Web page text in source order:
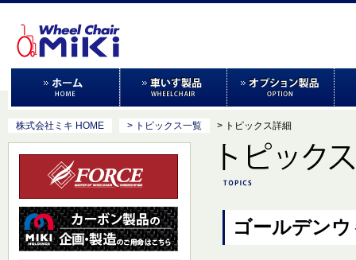
株式会社ミキ HOME > トピックス一覧 > トピックス詳細
ゴールデン